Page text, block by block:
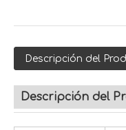
Descripción del
Descripción del